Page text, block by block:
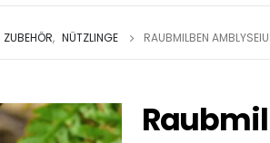
ZUBEHÖR, NÜTZLINGE RAUBMILBEN